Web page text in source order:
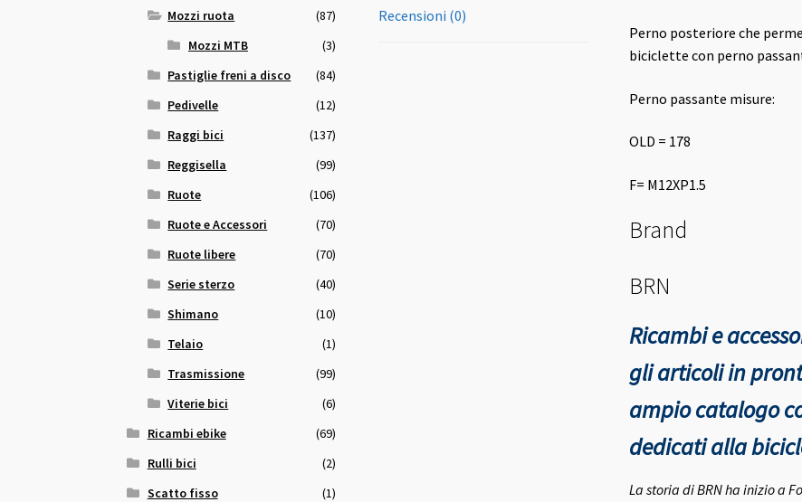
Recensioni (0)
Perno posteriore che
biciclette con perno
Perno passante misure:
OLD = 178
F= M12XP1.5
Brand
BRN
Ricambi e
gli articoli in
ampio catalogo
dedicati alla
La storia di BRN ha inizio a
Mozzi ruota
(87)
Mozzi MTB
(3)
Pastiglie freni a disco
(84)
Pedivelle
(12)
Raggi bici
(137)
Reggisella
(99)
Ruote
(106)
Ruote e Accessori
(70)
Ruote libere
(70)
Serie sterzo
(40)
Shimano
(10)
Telaio
(1)
Trasmissione
(99)
Viterie bici
(6)
Ricambi ebike
(69)
Rulli bici
(2)
Scatto fisso
(1)